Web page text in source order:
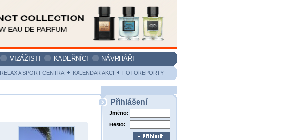
VIZÁŽISTI KADEŘNÍCI
NÁVRHÁŘI
RELAX A SPORT CENTRA KALENDÁŘ AKCÍ FOTOREPORTY
Přihlášení
Jméno:
Heslo: